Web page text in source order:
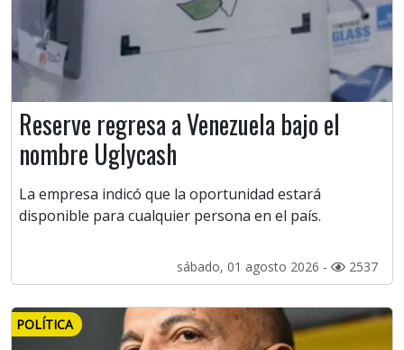
Reserve regresa a Venezuela bajo el
nombre Uglycash
La empresa indicó que la oportunidad estará
disponible para cualquier persona en el país.
sábado, 01 agosto 2026 - 2537
POLÍTICA